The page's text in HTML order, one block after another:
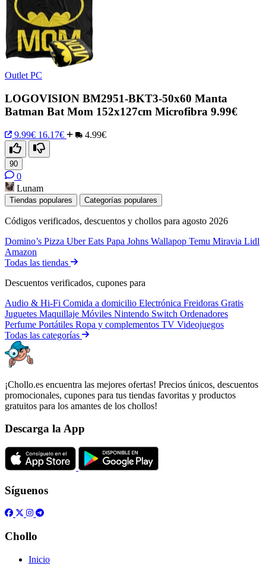
Outlet PC
LOGOVISION BM2951-BKT3-50x60 Manta
Batman Bat Mom 152x127cm Microfibra 9.99€
9.99€ 16.17€ 4.99€
90
0
Lunam
Tiendas populares Categorías populares
Códigos verificados, descuentos y chollos para agosto 2026
Domino’s Pizza Uber Eats Papa Johns Wallapop Temu Miravia Lidl
Amazon
Todas las tiendas
Descuentos verificados, cupones para
Audio & Hi-Fi Comida a domicilio Electrónica Freidoras Gratis
Juguetes Maquillaje Móviles Nintendo Switch Ordenadores
Perfume Portátiles Ropa y complementos TV Videojuegos
Todas las categorías
¡Chollo.es encuentra las mejores ofertas! Precios únicos, descuentos
promocionales, cupones para tus tiendas favoritas y productos
gratuitos para los amantes de los chollos!
Descarga la App
Síguenos
Chollo
Inicio